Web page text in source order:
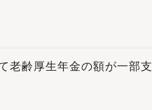
老齢厚生年金の額が一部支